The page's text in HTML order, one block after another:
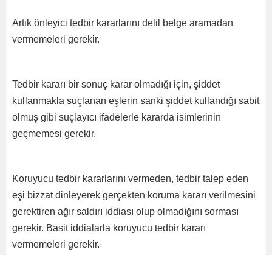
Artık önleyici tedbir kararlarını delil belge aramadan
vermemeleri gerekir.
Tedbir kararı bir sonuç karar olmadığı için, şiddet
kullanmakla suçlanan eşlerin sanki şiddet kullandığı sabit
olmuş gibi suçlayıcı ifadelerle kararda isimlerinin
geçmemesi gerekir.
Koruyucu tedbir kararlarını vermeden, tedbir talep eden
eşi bizzat dinleyerek gerçekten koruma kararı verilmesini
gerektiren ağır saldırı iddiası olup olmadığını sorması
gerekir. Basit iddialarla koruyucu tedbir kararı
vermemeleri gerekir.